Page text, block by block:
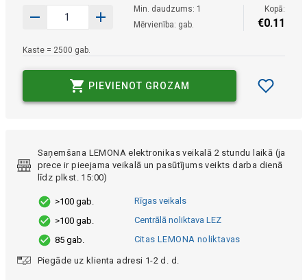
Min. daudzums: 1
Mērvienība: gab.
Kopā:
€0.11
Kaste = 2500 gab.
PIEVIENOT GROZAM
Saņemšana LEMONA elektronikas veikalā 2 stundu laikā (ja
prece ir pieejama veikalā un pasūtījums veikts darba dienā
līdz plkst. 15:00)
>100 gab.
Rīgas veikals
>100 gab.
Centrālā noliktava LEZ
85 gab.
Citas LEMONA noliktavas
Piegāde uz klienta adresi 1-2 d. d.